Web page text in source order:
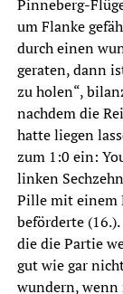
Pinneberg-
um Flanke
durch einen
geraten, dann
zu holen“,
nachdem die
hatte liegen
zum 1:0 ein:
linken
Pille mit einem
beförderte
die die Partie
gut wie gar
wundern, wenn